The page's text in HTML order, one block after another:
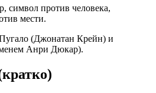
символ против человека,
мести.
(Джонатан Крейн) и
Анри Дюкар).